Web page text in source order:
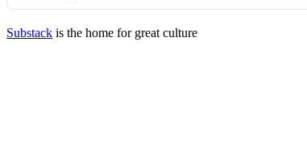
Substack is the home for great culture